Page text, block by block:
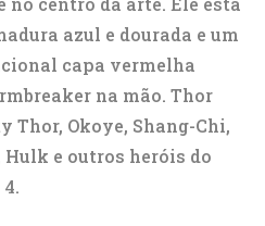
azul e dourada e um
capa vermelha
na mão. Thor
Thor, Okoye, Shang-Chi,
Hulk e outros heróis do